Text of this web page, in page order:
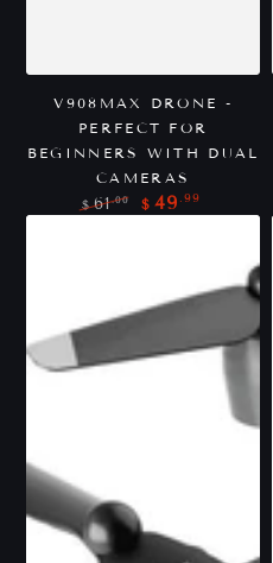
V908MAX DRONE -
PERFECT FOR
BEGINNERS WITH DUAL
CAMERAS
Precio
$ 61.00
Precio
$ 49 .99